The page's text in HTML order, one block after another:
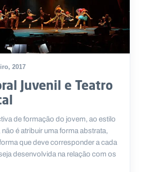
2017
Juvenil e Teatro
de formação do jovem, ao estilo
é atribuir uma forma abstrata,
que deve corresponder a cada
desenvolvida na relação com os